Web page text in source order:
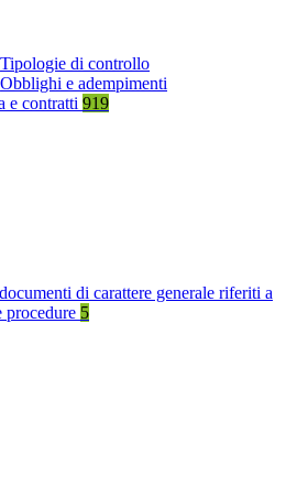
Tipologie di controllo
Obblighi e adempimenti
e contratti 919
di carattere generale riferiti a
procedure 5